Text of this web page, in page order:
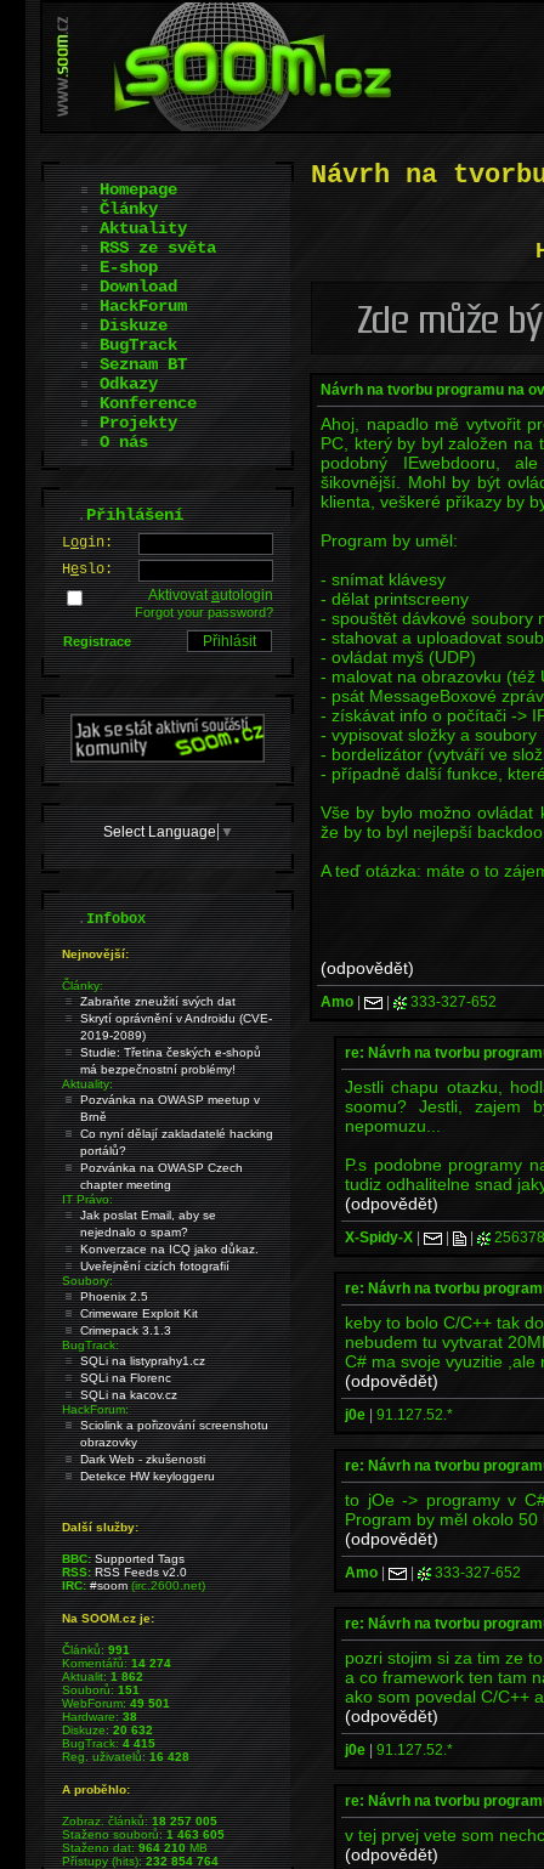
Návrh na
Návrh na tvorbu programu na
Ahoj, napadlo mě vytvořit
PC, který by byl založen na
podobný IEwebdooru,
šikovnější. Mohl by být
klienta, veškeré příkazy by
Program by uměl:
- snímat klávesy
- dělat printscreeny
- spouštět dávkové soubory
- stahovat a uploadovat
- ovládat myš (UDP)
- malovat na obrazovku (též
- psát MessageBoxové
- získávat info o počítači ->
- vypisovat složky a soubory
- bordelizátor (vytváří ve
- případně další funkce,
Vše by bylo možno ovládat
že by to byl nejlepší
A teď otázka: máte o to
(odpovědět)
Amo | | 333-327-652
re: Návrh na tvorbu
Jestli chapu otazku,
soomu? Jestli, zajem
nepomuzu...
P.s podobne programy
tudiz odhalitelne snad
(odpovědět)
X-Spidy-X | | |
re: Návrh na tvorbu
keby to bolo C/C++ tak
nebudem tu vytvarat
C# ma svoje vyuzitie ,ale
(odpovědět)
j0e | 91.127.52.*
re: Návrh na tvorbu
to jOe -> programy v
Program by měl okolo 50
(odpovědět)
Amo | | 333-327-652
re: Návrh na tvorbu
pozri stojim si za tim ze
a co framework ten tam
ako som povedal C/C++
(odpovědět)
j0e | 91.127.52.*
re: Návrh na tvorbu
v tej prvej vete som
(odpovědět)
Homepage
Články
Aktuality
RSS ze světa
E-shop
Download
HackForum
Diskuze
BugTrack
Seznam BT
Odkazy
Konference
Projekty
O nás
.Přihlášení
Login:
Heslo:
Aktivovatautologin
Forgot your password?
Registrace
Select Language ▼
.Infobox
Nejnovější:
Články:
Zabraňte zneužití svých dat
Skrytí oprávnění v Androidu (CVE-
2019-2089)
Studie: Třetina českých e-shopů
má bezpečnostní problémy!
Aktuality:
Pozvánka na OWASP meetup v
Brně
Co nyní dělají zakladatelé hacking
portálů?
Pozvánka na OWASP Czech
chapter meeting
IT Právo:
Jak poslat Email, aby se
nejednalo o spam?
Konverzace na ICQ jako důkaz.
Uveřejnění cizích fotografií
Soubory:
Phoenix 2.5
Crimeware Exploit Kit
Crimepack 3.1.3
BugTrack:
SQLi na listyprahy1.cz
SQLi na Florenc
SQLi na kacov.cz
HackForum:
Sciolink a pořizování screenshotu
obrazovky
Dark Web - zkušenosti
Detekce HW keyloggeru
Další služby:
BBC: Supported Tags
RSS: RSS Feeds v2.0
IRC: #soom(irc.2600.net)
Na SOOM.cz je:
Článků:991
Komentářů:14 274
Aktualit:1 862
Souborů:151
WebForum:49 501
Hardware:38
Diskuze:20 632
BugTrack:4 415
Reg. uživatelů:16 428
A proběhlo:
Zobraz. článků:18 257 005
Staženo souborů:1 463 605
Staženo dat:964 210MB
Přístupy (hits):232 854 764